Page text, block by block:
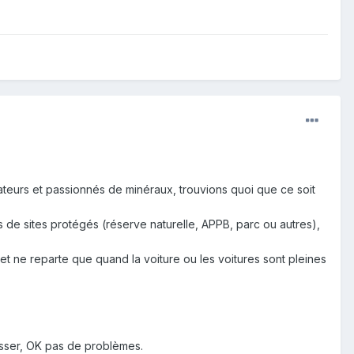
et passionnés de minéraux, trouvions quoi que ce soit
sites protégés (réserve naturelle, APPB, parc ou autres),
ne reparte que quand la voiture ou les voitures sont pleines
OK pas de problèmes.